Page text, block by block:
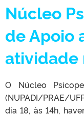
Núcleo
de Apoio
atividade
O Núcleo
(NUPADI/PRAE/
dia 18, às 14h,